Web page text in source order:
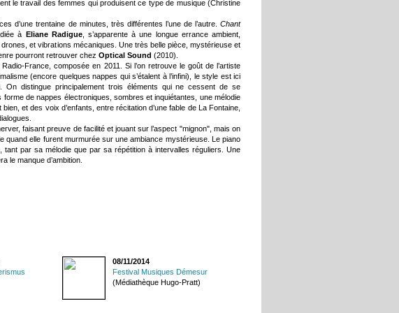
le travail des femmes qui produisent ce type de musique (Christine
d’une trentaine de minutes, très différentes l’une de l’autre. Chant
à Eliane Radigue, s’apparente à une longue errance ambient,
et vibrations mécaniques. Une très belle pièce, mystérieuse et
pourront retrouver chez Optical Sound (2010).
Radio-France, composée en 2011. Si l’on retrouve le goût de l’artiste
(encore quelques nappes qui s’étalent à l’infini), le style est ici
On distingue principalement trois éléments qui ne cessent de se
de nappes électroniques, sombres et inquiétantes, une mélodie
et des voix d’enfants, entre récitation d’une fable de La Fontaine,
faisant preuve de facilité et jouant sur l’aspect "mignon", mais on
quand elle furent murmurée sur une ambiance mystérieuse. Le piano
tant par sa mélodie que par sa répétition à intervalles réguliers. Une
le manque d’ambition.
08/11/2014
Festival Musiques Démesur
(Médiathèque Hugo-Pratt)